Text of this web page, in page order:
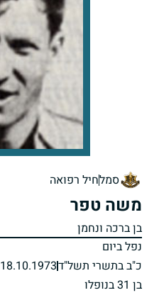
סמלחיל רפואה
משה טפר
בן ברכה ונחמן
נפל ביום
כ"ב בתשרי תשל"ד18.10.1973
בן 31 בנופלו